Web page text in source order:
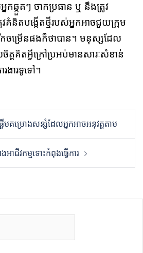
ឆ្កួតៗ ចាកប្រធាន ឬ នឹងត្រូវ
គំនិតបង្កើតថ្មីរបស់អ្នកអាចជួយក្រុម
ចម្រើនផងក៏ថាបាន។ មនុស្សដែល
ត្តគិតអ្វីក្រៅប្រអប់មានសារៈសំខាន់
ងារទូទៅ។
ើមគម្រោងសន្សំដែលអ្នកអាចអនុវត្តតាម
ាជីវកម្មទោះកំពុងធ្វើការ